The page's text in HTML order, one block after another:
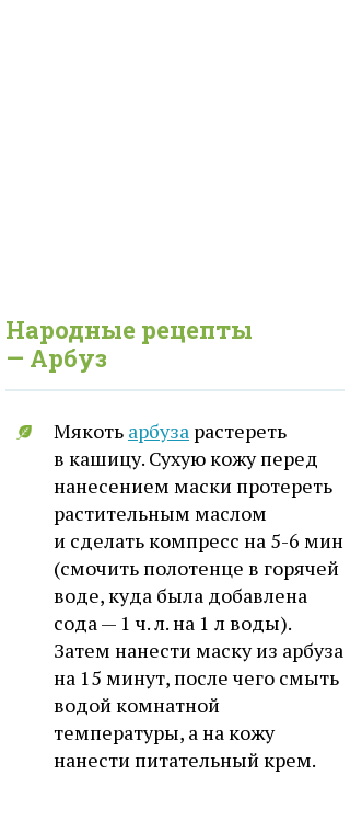
Народные рецепты
— Арбуз
Мякоть арбуза растереть
в кашицу. Сухую кожу перед
нанесением маски протереть
растительным маслом
и сделать компресс на 5-6 мин
(смочить полотенце в горячей
воде, куда была добавлена
сода — 1 ч. л. на 1 л воды).
Затем нанести маску из арбуза
на 15 минут, после чего смыть
водой комнатной
температуры, а на кожу
нанести питательный крем.